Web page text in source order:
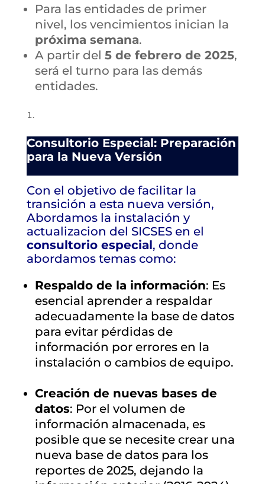
Para las entidades de primer
nivel, los vencimientos inician la
próxima semana.
A partir del 5 de febrero de 2025,
será el turno para las demás
entidades.
Consultorio Especial: Preparación
para la Nueva Versión
Con el objetivo de facilitar la
transición a esta nueva versión,
Abordamos la instalación y
actualizacion del SICSES en el
consultorio especial, donde
abordamos temas como:
Respaldo de la información: Es
esencial aprender a respaldar
adecuadamente la base de datos
para evitar pérdidas de
información por errores en la
instalación o cambios de equipo.
Creación de nuevas bases de
datos: Por el volumen de
información almacenada, es
posible que se necesite crear una
nueva base de datos para los
reportes de 2025, dejando la